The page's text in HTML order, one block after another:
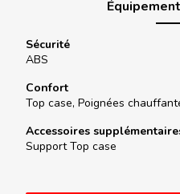
Sécurité
ABS
Confort
Top case, Poignées
Accessoires
Support Top case